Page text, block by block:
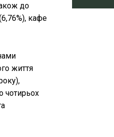
до
кафе
життя
чотирьох